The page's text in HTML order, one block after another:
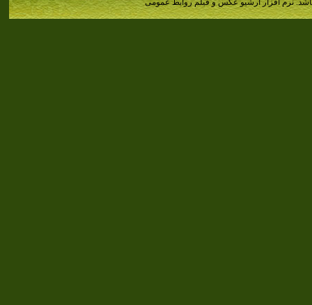
نرم افزار آرشیو عکس و فیلم روابط عمومی